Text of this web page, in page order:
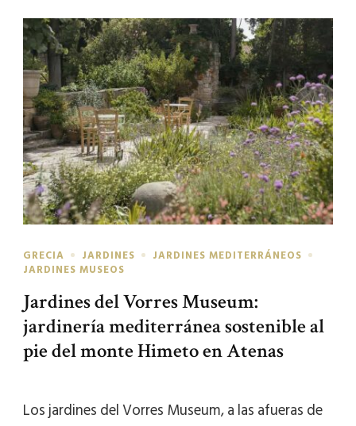
GRECIA JARDINES
JARDINES MEDITERRÁNEOS
JARDINES MUSEOS
Jardines del Vorres Museum:
jardinería mediterránea sostenible al
pie del monte Himeto en Atenas
Los jardines del Vorres Museum, a las afueras de